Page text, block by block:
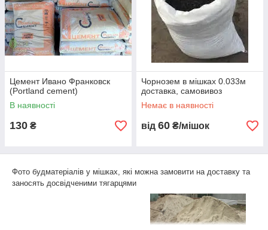
Цемент Ивано Франковск
(Portland cement)
В наявності
130 ₴
Чорнозем в мішках 0.033м
доставка, самовивоз
Немає в наявності
від 60 ₴/мішок
Фото будматеріалів у мішках, які можна замовити на доставку та
заносять досвідченими тягарцями